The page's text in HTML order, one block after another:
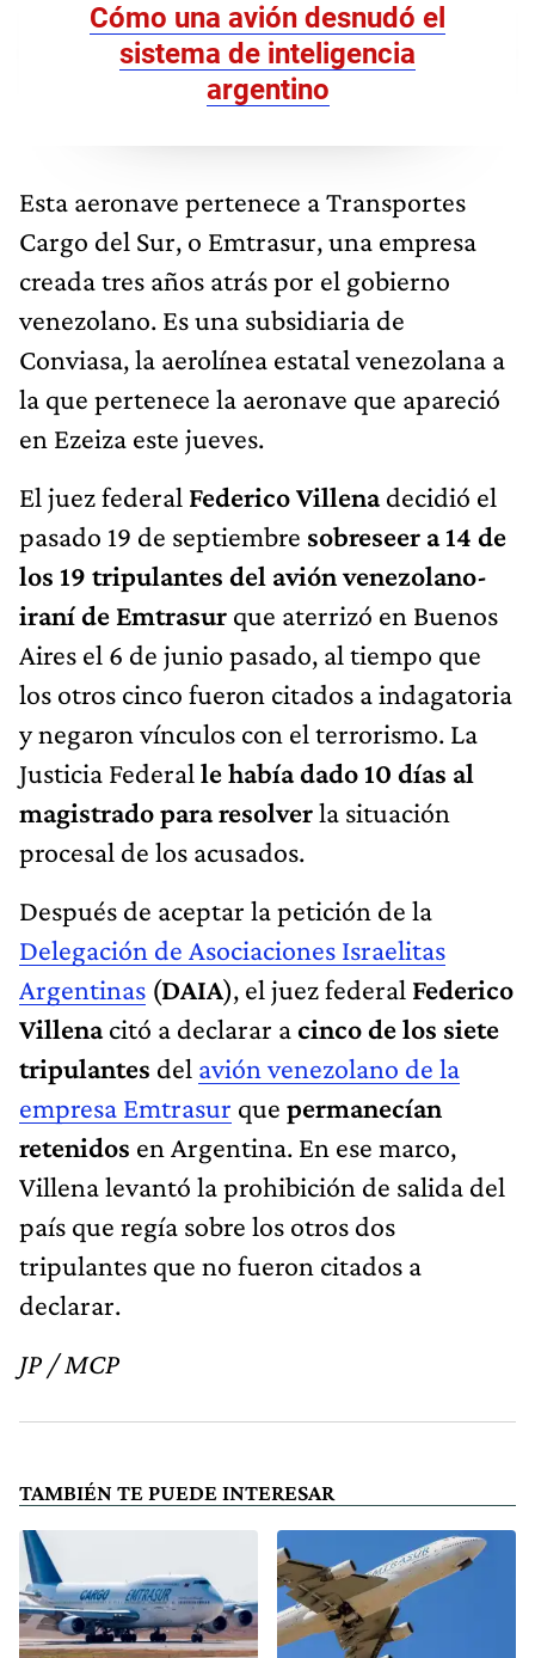
Cómo una avión desnudó el
sistema de inteligencia
argentino
Esta aeronave pertenece a Transportes
Cargo del Sur, o Emtrasur, una empresa
creada tres años atrás por el gobierno
venezolano. Es una subsidiaria de
Conviasa, la aerolínea estatal venezolana a
la que pertenece la aeronave que apareció
en Ezeiza este jueves.
El juez federal Federico Villenadecidió el
pasado 19 de septiembre sobreseer a 14 de
los 19 tripulantes del avión venezolano-
iraní de Emtrasur que aterrizó en Buenos
Aires el 6 de junio pasado, al tiempo que
los otros cinco fueron citados a indagatoria
y negaron vínculos con el terrorismo. La
Justicia Federal le había dado 10 días al
magistrado para resolverla situación
procesal de los acusados.
Después de aceptar la petición de la
Delegación de Asociaciones Israelitas
Argentinas (DAIA), el juez federal Federico
Villenacitó a declarar acinco de los siete
tripulantes del avión venezolano de la
empresa Emtrasur que permanecían
retenidos en Argentina. En ese marco,
Villena levantó la prohibición de salida del
país que regía sobre los otros dos
tripulantes que no fueron citados a
declarar.
JP / MCP
TAMBIÉN TE PUEDE INTERESAR